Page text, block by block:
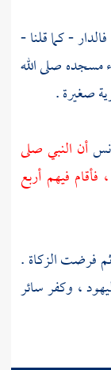
- كما قلنا -
مسجده صلى الله
صغيرة .
أن النبي صلى
فأقام فيهم أربع
فرضت الزكاة .
، وكفر سائر